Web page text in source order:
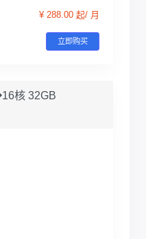
¥ 288.00 起/ 月
立即购买
核 32GB